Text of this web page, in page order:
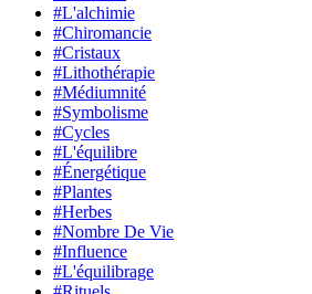
#L'alchimie
#Chiromancie
#Cristaux
#Lithothérapie
#Médiumnité
#Symbolisme
#Cycles
#L'équilibre
#Énergétique
#Plantes
#Herbes
#Nombre De Vie
#Influence
#L'équilibrage